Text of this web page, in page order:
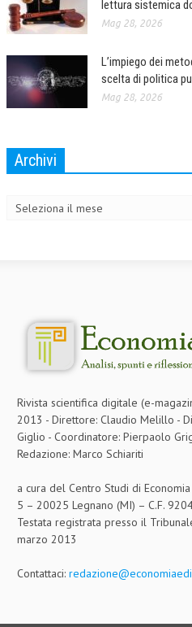
lettura sistemica
Mag 28, 2026
L’impiego dei
scelta di politica
Mag 28, 2026
Archivi
Rivista scientifica digitale (e-
2013 - Direttore: Claudio Melillo -
Giglio - Coordinatore: Pierpaolo
Redazione: Marco Schiariti
a cura del Centro Studi di
5 – 20025 Legnano (MI) – C.F.
Testata registrata presso il
marzo 2013
Contattaci: